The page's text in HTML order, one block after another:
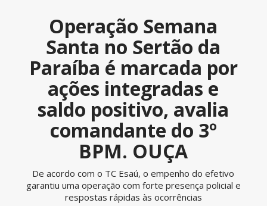
Operação Semana
Santa no Sertão da
Paraíba é marcada por
ações integradas e
saldo positivo, avalia
comandante do 3º
BPM. OUÇA
De acordo com o TC Esaú, o empenho do efetivo
garantiu uma operação com forte presença policial e
respostas rápidas às ocorrências